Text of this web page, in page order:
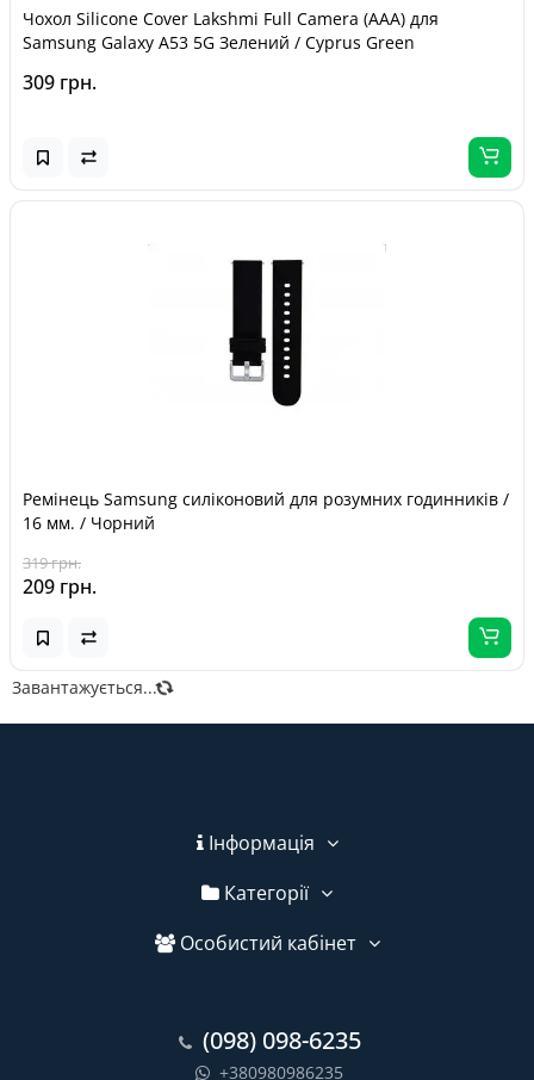
Чохол Silicone Cover Lakshmi Full Camera (AAA) для
Samsung Galaxy A53 5G Зелений / Cyprus Green
309 грн.
Ремінець Samsung силіконовий для розумних годинників /
16 мм. / Чорний
319 грн.
209 грн.
Завантажується...
Інформація
Категорії
Особистий кабінет
(098) 098-6235
+380980986235